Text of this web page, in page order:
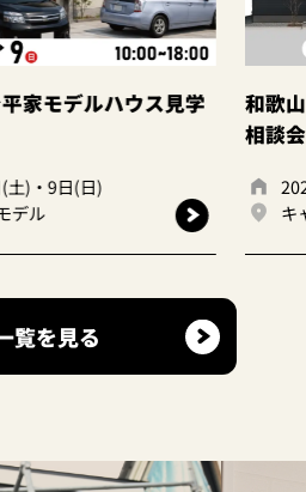
岩出店 ☆建て替えor住み替え
年8月8日(土)・9日(日)
ンディハウス岩出店
覧を見る